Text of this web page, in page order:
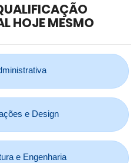
HOJE MESMO
e Design
e Engenharia